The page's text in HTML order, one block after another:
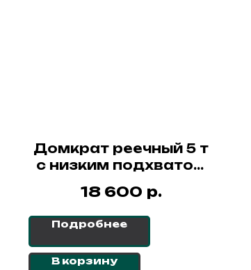
Домкрат реечный 5 т
с низким подхватом
18 600 р.
Подробнее
В корзину